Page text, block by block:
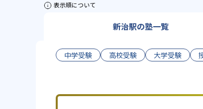
表示順について
新治駅の塾一覧
中学受験 高校受験 大学受験